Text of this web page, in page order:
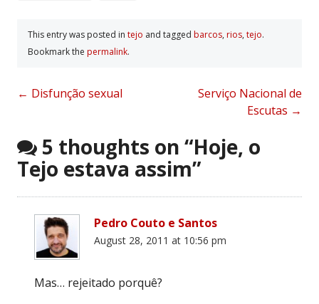
This entry was posted in tejo and tagged barcos, rios, tejo.
Bookmark the permalink.
Post
← Disfunção sexual
Serviço Nacional de
Escutas →
5 thoughts on “Hoje, o
Tejo estava assim”
Pedro Couto e Santos
August 28, 2011 at 10:56 pm
Mas… rejeitado porquê?